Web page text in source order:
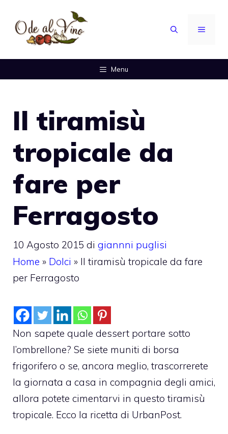
contenuto
MENU
Menu
Il tiramisù
tropicale da
fare per
Ferragosto
10 Agosto 2015 di giannni puglisi
Home » Dolci » Il tiramisù tropicale da fare
per Ferragosto
Non sapete quale dessert portare sotto
l’ombrellone? Se siete muniti di borsa
frigorifero o se, ancora meglio, trascorrerete
la giornata a casa in compagnia degli amici,
allora potete cimentarvi in questo tiramisù
tropicale. Ecco la ricetta di UrbanPost.